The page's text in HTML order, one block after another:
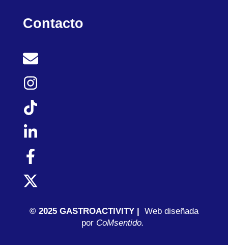
Contacto
© 2025 GASTROACTIVITY | Web diseñada
porCoMsentido.